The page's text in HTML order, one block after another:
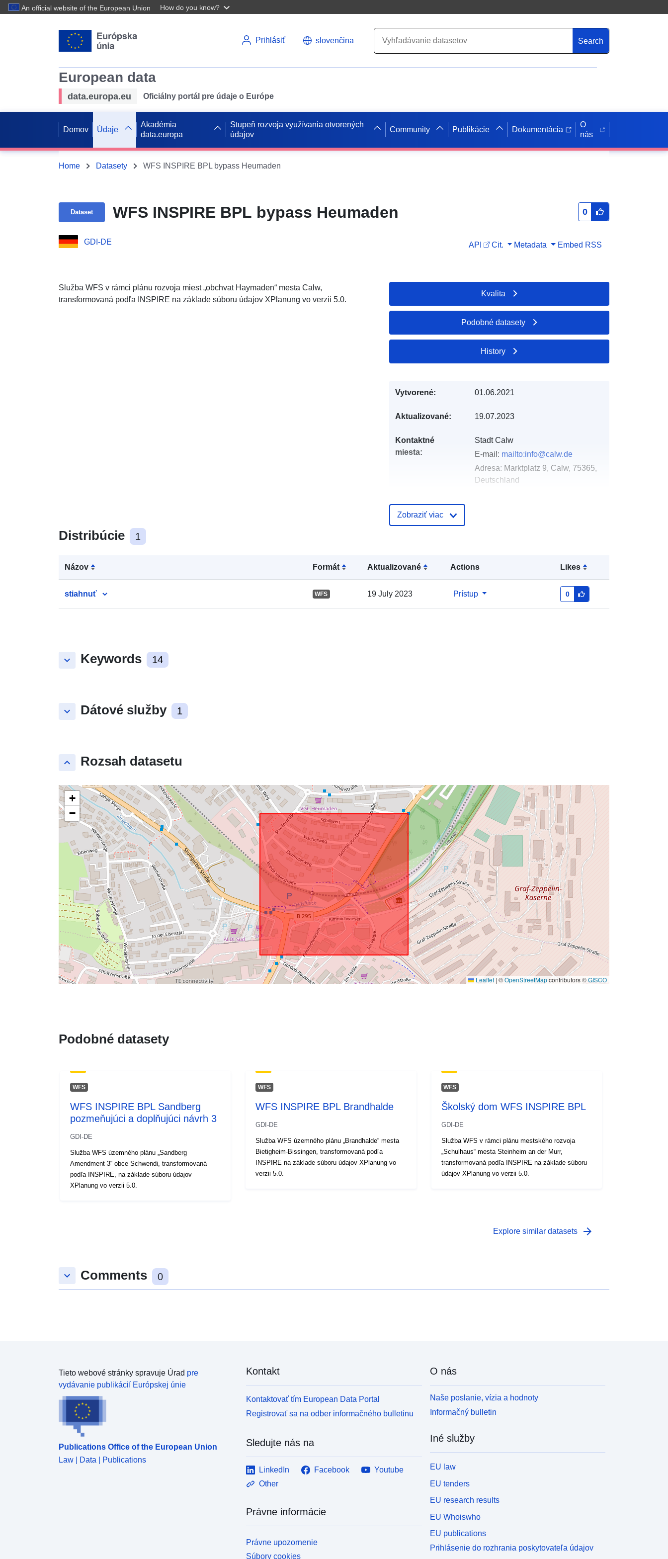
An official website of the European Union How do you know?
Prihlásiť slovenčina Search
European data
data.europa.eu Oficiálny portál pre údaje o Európe
Domov Údaje
Akadémia
data.europa
Stupeň rozvoja využívania otvorených
údajov
Community Publikácie Dokumentácia
O
nás
Home Datasety WFS INSPIRE BPL bypass Heumaden
Dataset WFS INSPIRE BPL bypass Heumaden 0
GDI-DE API Cit. Metadata Embed RSS
Služba WFS v rámci plánu rozvoja miest „obchvat Haymaden“ mesta Calw,
transformovaná podľa INSPIRE na základe súboru údajov XPlanung vo verzii 5.0.
Distribúcie 1
Názov Formát Aktualizované Actions Likes
stiahnuť WFS 19 July 2023 Prístup 0
keyboard_arrow_down Keywords 14
keyboard_arrow_down Dátové služby 1
keyboard_arrow_up Rozsah datasetu
+
−
Leaflet | ©OpenStreetMapcontributors ©GISCO
Kvalita
Podobné datasety
History
Vytvorené: 01.06.2021
Aktualizované: 19.07.2023
Kontaktné
miesta:
Stadt Calw
E-mail: mailto:info@calw.de
Adresa: Marktplatz 9, Calw, 75365,
Deutschland
Katalógový
pokrytie:
], [ 8.768287, 48.7109834 ], [
8.768287, 48.7069646 ], [ 8.761905,
Zobraziť viac
Podobné datasety
WFS
WFS INSPIRE BPL Sandberg
pozmeňujúci a doplňujúci návrh 3
GDI-DE
Služba WFS územného plánu „Sandberg
Amendment 3“ obce Schwendi, transformovaná
podľa INSPIRE, na základe súboru údajov
XPlanung vo verzii 5.0.
WFS
WFS INSPIRE BPL Brandhalde
GDI-DE
Služba WFS územného plánu „Brandhalde“ mesta
Bietigheim-Bissingen, transformovaná podľa
INSPIRE na základe súboru údajov XPlanung vo
verzii 5.0.
WFS
Školský dom WFS INSPIRE BPL
GDI-DE
Služba WFS v rámci plánu mestského rozvoja
„Schulhaus“ mesta Steinheim an der Murr,
transformovaná podľa INSPIRE na základe súboru
údajov XPlanung vo verzii 5.0.
Explore similar datasets arrow_forward
keyboard_arrow_down Comments 0
Tieto webové stránky spravuje Úrad pre
vydávanie publikácií Európskej únie
Publications Office of the European Union
Law | Data | Publications
Kontakt
Kontaktovať tím European Data Portal
Registrovať sa na odber informačného bulletinu
Sledujte nás na
LinkedIn Facebook
Youtube
Other
Právne informácie
Právne upozornenie
Súbory cookies
O nás
Naše poslanie, vízia a hodnoty
Informačný bulletin
Iné služby
EU law
EU tenders
EU research results
EU Whoiswho
EU publications
Prihlásenie do rozhrania poskytovateľa údajov